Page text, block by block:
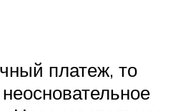
платеж, то